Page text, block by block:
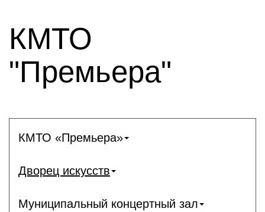
КМТО
"Премьера"
КМТО «Премьера»
Дворец искусств
Муниципальный концертный зал